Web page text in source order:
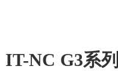
IT-NC G3系列